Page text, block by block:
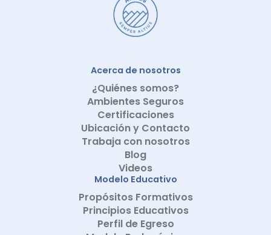
Acerca de nosotros
¿Quiénes somos?
Ambientes Seguros
Certificaciones
Ubicación y Contacto
Trabaja con nosotros
Blog
Videos
Modelo Educativo
Propósitos Formativos
Principios Educativos
Perfil de Egreso